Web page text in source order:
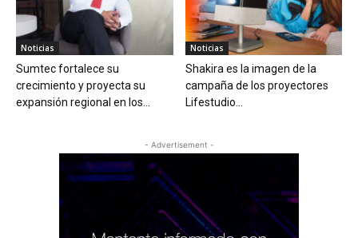
Noticias
Sumtec fortalece su
crecimiento y proyecta su
expansión regional en los...
Noticias
Shakira es la imagen de la
campaña de los proyectores
Lifestudio...
- Advertisement -